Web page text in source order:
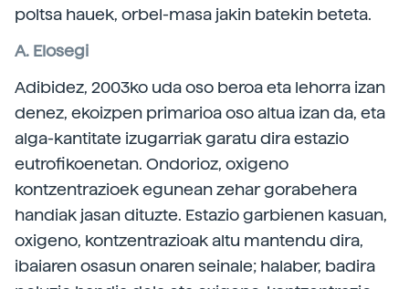
poltsa hauek, orbel-masa jakin batekin beteta.
A. Elosegi
Adibidez, 2003ko uda oso beroa eta lehorra izan
denez, ekoizpen primarioa oso altua izan da, eta
alga-kantitate izugarriak garatu dira estazio
eutrofikoenetan. Ondorioz, oxigeno
kontzentrazioek egunean zehar gorabehera
handiak jasan dituzte. Estazio garbienen kasuan,
oxigeno, kontzentrazioak altu mantendu dira,
ibaiaren osasun onaren seinale; halaber, badira